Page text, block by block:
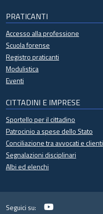
PRATICANTI
Accesso alla professione
Scuola forense
Registro praticanti
Modulistica
Eventi
CITTADINI E IMPRESE
Sportello per il cittadino
Patrocinio a spese dello Stato
Conciliazione tra avvocati e clienti
Segnalazioni disciplinari
Albi ed elenchi
Seguici su: YouTube